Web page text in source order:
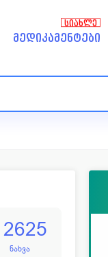
მედიკამენტები
ᲡᲘᲐᲮᲚᲔ
ნახვა